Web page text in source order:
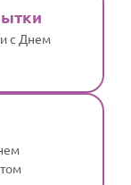
с Днем